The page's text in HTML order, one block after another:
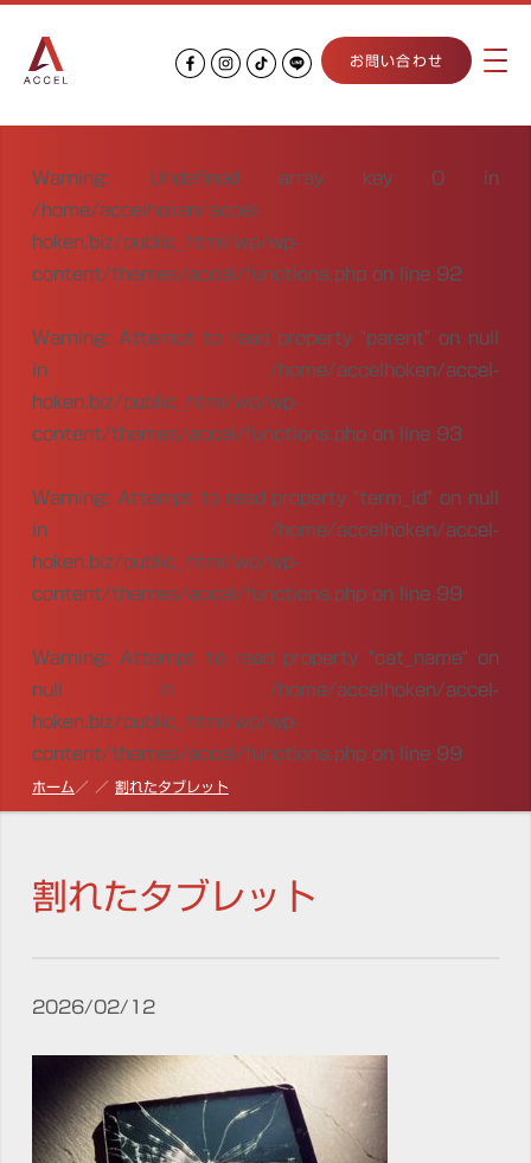
お問い合わせ
Warning: Undefined array key 0 in
/home/accelhoken/accel-
hoken.biz/public_html/wp/wp-
content/themes/accel/functions.php on line 92
Warning: Attempt to read property "parent" on null
in /home/accelhoken/accel-
hoken.biz/public_html/wp/wp-
content/themes/accel/functions.php on line 93
Warning: Attempt to read property "term_id" on null
in /home/accelhoken/accel-
hoken.biz/public_html/wp/wp-
content/themes/accel/functions.php on line 99
Warning: Attempt to read property "cat_name" on
null in /home/accelhoken/accel-
hoken.biz/public_html/wp/wp-
content/themes/accel/functions.php on line 99
ホーム 割れたタブレット
割れたタブレット
2026/02/12